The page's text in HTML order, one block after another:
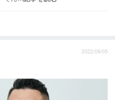
2022/08/05